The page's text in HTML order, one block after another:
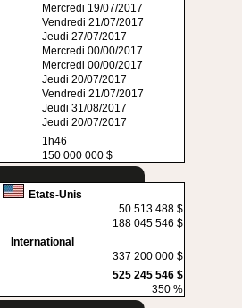
Mercredi 19/07/2017
Vendredi 21/07/2017
Jeudi 27/07/2017
Mercredi 00/00/2017
Mercredi 00/00/2017
Jeudi 20/07/2017
Vendredi 21/07/2017
Jeudi 31/08/2017
Jeudi 20/07/2017
1h46
150 000 000 $
Etats-Unis
50 513 488 $
188 045 546 $
International
337 200 000 $
525 245 546 $
350 %